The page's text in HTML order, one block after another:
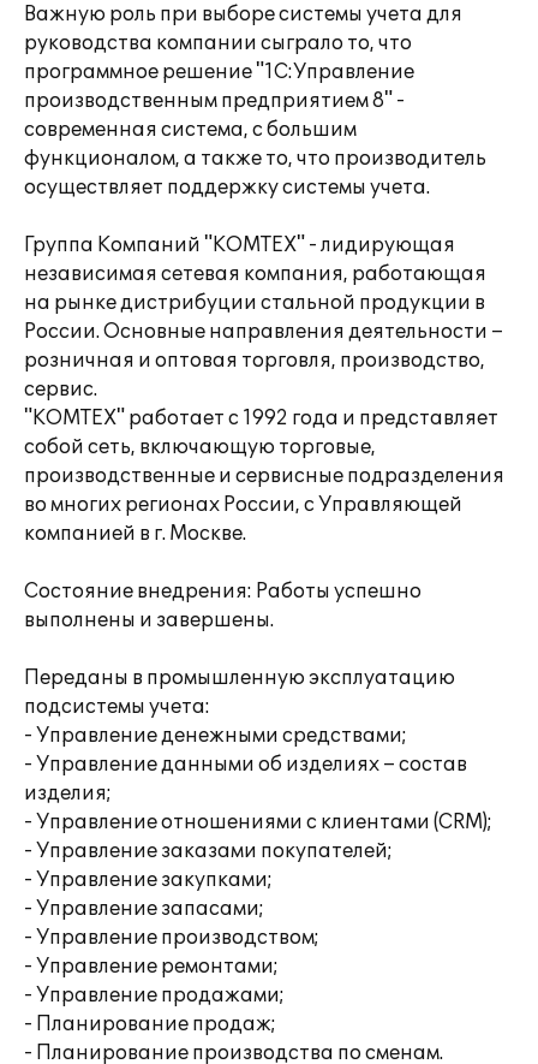
Важную роль при выборе системы учета для
руководства компании сыграло то, что
программное решение "1С:Управление
производственным предприятием 8" -
современная система, с большим
функционалом, а также то, что производитель
осуществляет поддержку системы учета.
Группа Компаний "КОМТЕХ" - лидирующая
независимая сетевая компания, работающая
на рынке дистрибуции стальной продукции в
России. Основные направления деятельности –
розничная и оптовая торговля, производство,
сервис.
"КОМТЕХ" работает с 1992 года и представляет
собой сеть, включающую торговые,
производственные и сервисные подразделения
во многих регионах России, с Управляющей
компанией в г. Москве.
Состояние внедрения: Работы успешно
выполнены и завершены.
Переданы в промышленную эксплуатацию
подсистемы учета:
- Управление денежными средствами;
- Управление данными об изделиях – состав
изделия;
- Управление отношениями с клиентами (CRM);
- Управление заказами покупателей;
- Управление закупками;
- Управление запасами;
- Управление производством;
- Управление ремонтами;
- Управление продажами;
- Планирование продаж;
- Планирование производства по сменам.